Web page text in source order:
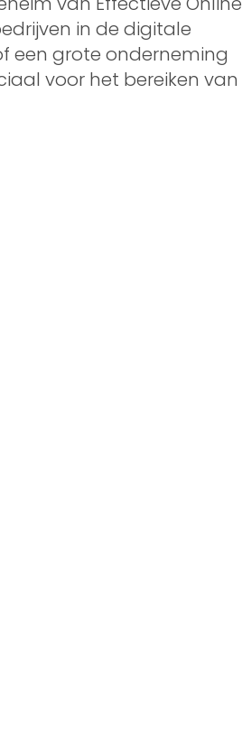
in de digitale
een grote onderneming
voor het bereiken van